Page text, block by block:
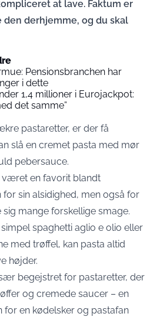
at lave. Faktum er
den derhjemme, og du skal
Pensionsbranchen har
i dette
1,4 millioner i Eurojackpot:
det samme”
pastaretter, er der få
slå en cremet pasta med mør
pebersauce.
været en favorit blandt
for sin alsidighed, men også for
sig mange forskellige smage.
spaghetti aglio e olio eller
med trøffel, kan pasta altid
højder.
begejstret for pastaretter, der
og cremede saucer – en
en kødelsker og pastafan